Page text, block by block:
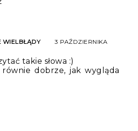
WIELBŁĄDY
3 PAŹDZIERNIKA
takie słowa :)
równie dobrze, jak wygląda